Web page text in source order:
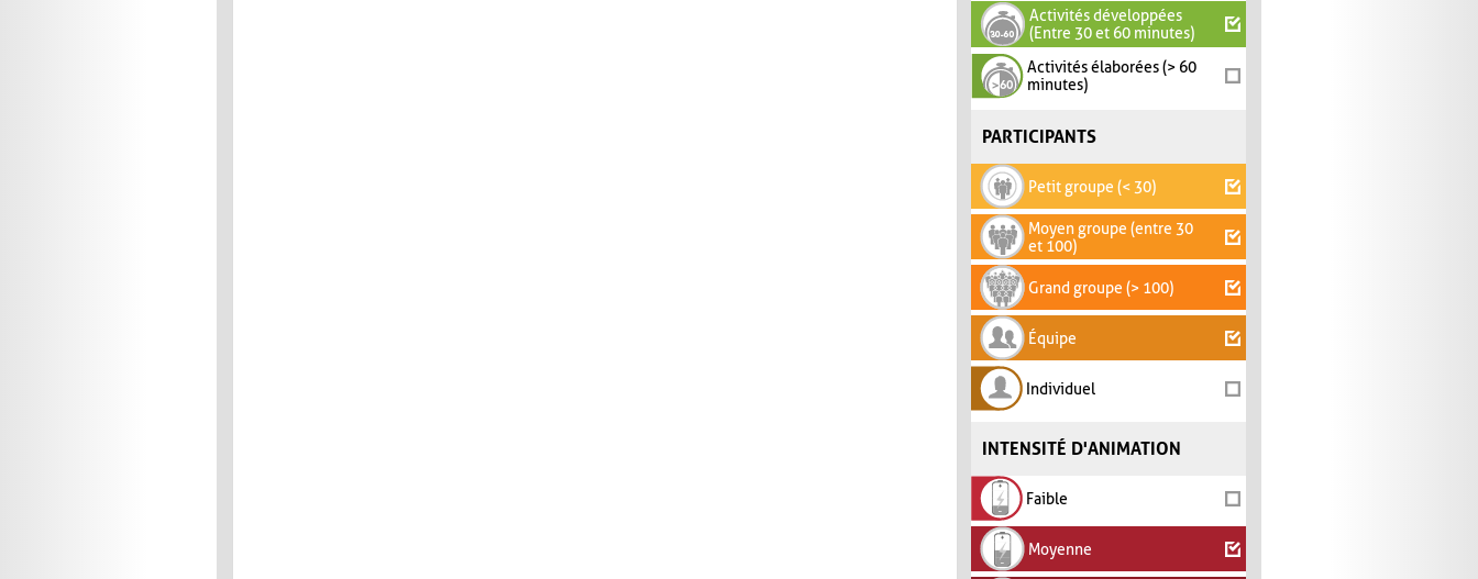
Activités développées
(Entre 30 et 60 minutes)
Activités élaborées (> 60
minutes)
PARTICIPANTS
Petit groupe (< 30)
Moyen groupe (entre 30
et 100)
Grand groupe (> 100)
Équipe
Individuel
INTENSITÉ D'ANIMATION
Faible
Moyenne